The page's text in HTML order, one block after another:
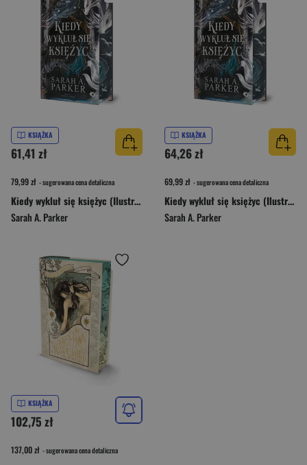
KSIĄŻKA
61,41 zł
79,99 zł - sugerowana cena detaliczna
Kiedy wykluł się księżyc (Ilustrowane brzegi) wyd. 2025
Sarah A. Parker
KSIĄŻKA
64,26 zł
69,99 zł - sugerowana cena detaliczna
Kiedy wykluł się księżyc (Ilustrowane brzegi)
Sarah A. Parker
KSIĄŻKA
102,75 zł
137,00 zł - sugerowana cena detaliczna